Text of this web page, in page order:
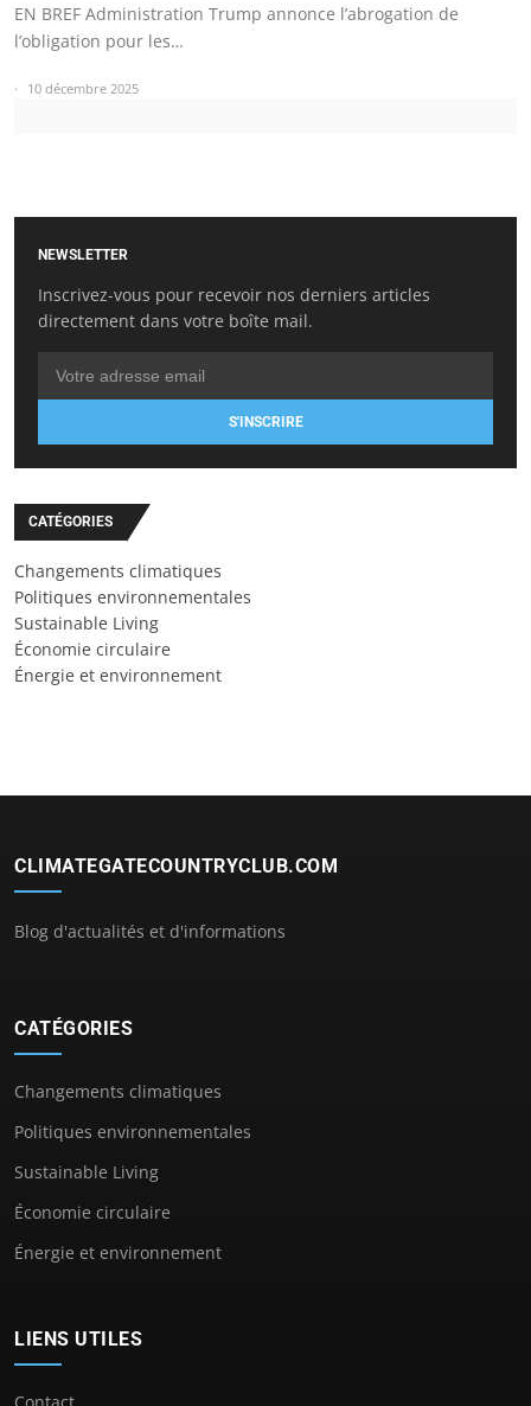
EN BREF Administration Trump annonce l’abrogation de
l’obligation pour les…
10 décembre 2025
NEWSLETTER
Inscrivez-vous pour recevoir nos derniers articles
directement dans votre boîte mail.
S'INSCRIRE
CATÉGORIES
Changements climatiques
Politiques environnementales
Sustainable Living
Économie circulaire
Énergie et environnement
CLIMATEGATECOUNTRYCLUB.COM
Blog d'actualités et d'informations
CATÉGORIES
Changements climatiques
Politiques environnementales
Sustainable Living
Économie circulaire
Énergie et environnement
LIENS UTILES
Contact